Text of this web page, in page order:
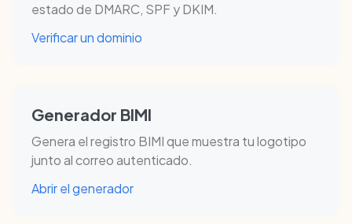
estado de DMARC, SPF y DKIM.
Verificar un dominio
Generador BIMI
Genera el registro BIMI que muestra tu logotipo
junto al correo autenticado.
Abrir el generador